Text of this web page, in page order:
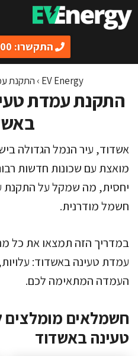
לדלג
לתוכן
התקשרו: 077-804-5600
EV Energy
› התקנת
התקנת עמדת
אשדוד, עיר הנמל הגדולה
מואצת עם שכונות חדשות
יחסית, מה שמקל על התקנת
חשמל מודרנית.
במדריך הזה תמצאו את כל
עמדת טעינה באשדוד:
העמדה המתאימה לכם.
חשמלאים
טעינה באשדוד